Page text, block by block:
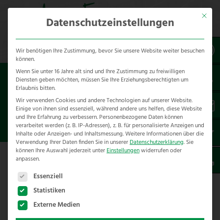
Sie sind hier:Referenzen
*Tierart
*Pferde
HALBRIEGEL WEIDEZAUN
STEINHAGEN
Halbriegel für die Weidezaunreparatur
in Steinhagen
Der Zahn der Zeit hatte sich an den
Mit
Datenschutzeinstellungen
Wir benötigen Ihre Zustimmung, bevor Sie unsere Website weiter besuchen
können.
Wenn Sie unter 16 Jahre alt sind und Ihre Zustimmung zu freiwilligen
Diensten geben möchten, müssen Sie Ihre Erziehungsberechtigten um
Erlaubnis bitten.
Wir verwenden Cookies und andere Technologien auf unserer Website.
Einige von ihnen sind essenziell, während andere uns helfen, diese Website
und Ihre Erfahrung zu verbessern. Personenbezogene Daten können
verarbeitet werden (z. B. IP-Adressen), z. B. für personalisierte Anzeigen und
Inhalte oder Anzeigen- und Inhaltsmessung.Weitere Informationen über die
Verwendung Ihrer Daten finden Sie in unsererDatenschutzerklärung. Sie
können Ihre Auswahl jederzeit unterEinstellungenwiderrufen oder
anpassen.
Es folgt eine Liste der Service-Gruppen, für die eine
Essenziell
Statistiken
Externe Medien